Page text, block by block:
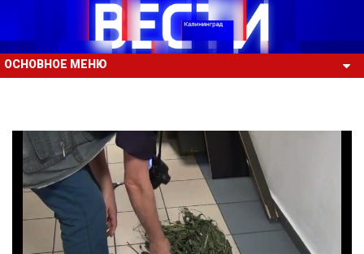
ОСНОВНОЕ МЕНЮ